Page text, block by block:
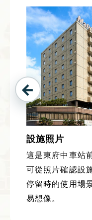
設施照片
這是東府中車站
可從照片確認設
停留時的使用場
易想像。